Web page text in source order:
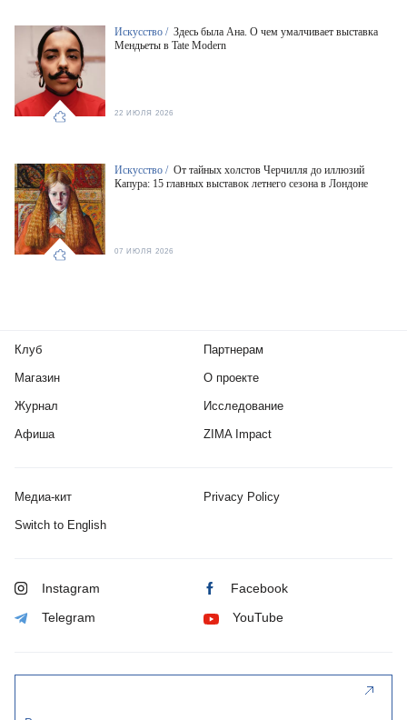
Искусство / Здесь была Ана. О чем умалчивает выставка
Мендьеты в Tate Modern
22 ИЮЛЯ 2026
Искусство / От тайных холстов Черчилля до иллюзий
Капура: 15 главных выставок летнего сезона в Лондоне
07 ИЮЛЯ 2026
Клуб
Магазин
Журнал
Афиша
Партнерам
О проекте
Исследование
ZIMA Impact
Медиа-кит Privacy Policy
Switch to English
Instagram Facebook
Telegram YouTube